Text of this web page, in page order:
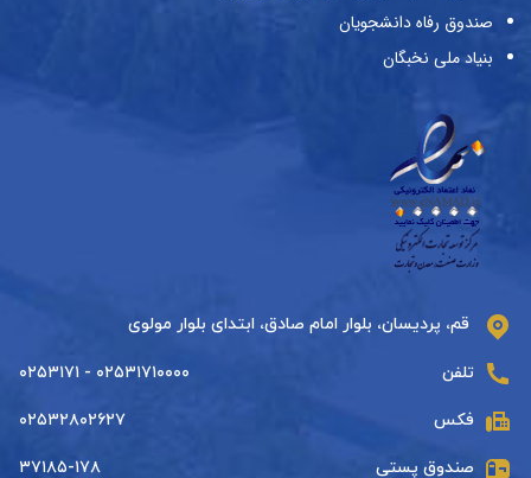
صندوق رفاه دانشجویان
بنیاد ملی نخبگان
قم، پردیسان، بلوار امام صادق، ابتدای بلوار مولوی
تلفن ۰۲۵۳۱۷۱۰۰۰۰ - ۰۲۵۳۱۷۱
فکس ۰۲۵۳۲۸۰۲۶۲۷
صندوق پستی ۳۷۱۸۵-۱۷۸